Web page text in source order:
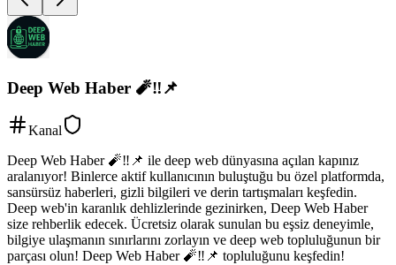
Deep Web Haber 🧨‼️📌
Kanal
Deep Web Haber 🧨‼️📌 ile deep web dünyasına açılan kapınız
aralanıyor! Binlerce aktif kullanıcının buluştuğu bu özel platformda,
sansürsüz haberleri, gizli bilgileri ve derin tartışmaları keşfedin.
Deep web'in karanlık dehlizlerinde gezinirken, Deep Web Haber
size rehberlik edecek. Ücretsiz olarak sunulan bu eşsiz deneyimle,
bilgiye ulaşmanın sınırlarını zorlayın ve deep web topluluğunun bir
parçası olun! Deep Web Haber 🧨‼️📌 topluluğunu keşfedin!